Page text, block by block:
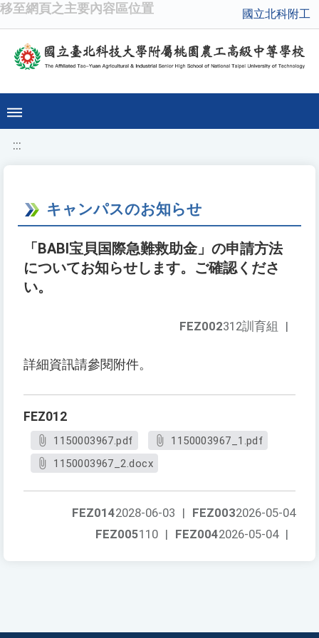
移至網頁之主要內容區位置 國立北科附工
:::
キャンパスのお知らせ
「BABI宝貝国際急難救助金」の申請方法
についてお知らせします。ご確認くださ
い。
FEZ002312訓育組 |
詳細資訊請參閱附件。
FEZ012
1150003967.pdf
1150003967_1.pdf
1150003967_2.docx
FEZ0032026-05-04
FEZ0142028-06-03 |
FEZ0042026-05-04 |
FEZ005110 |